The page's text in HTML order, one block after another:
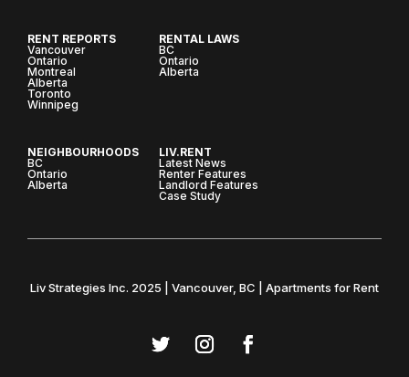
RENT REPORTS
Vancouver
Ontario
Montreal
Alberta
Toronto
Winnipeg
RENTAL LAWS
BC
Ontario
Alberta
NEIGHBOURHOODS
BC
Ontario
Alberta
LIV.RENT
Latest News
Renter Features
Landlord Features
Case Study
Liv Strategies Inc. 2025 | Vancouver, BC | Apartments for Rent